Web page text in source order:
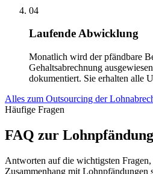
04
Laufende Abwicklung
Monatlich wird der pfändbare
Gehaltsabrechnung
dokumentiert. Sie erhalten alle
Alles zum Outsourcing der
Häufige Fragen
FAQ zur Lohnpfändung
Antworten auf die wichtigsten
Zusammenhang mit Lohnpfändungen